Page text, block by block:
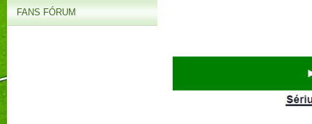
►
FANS FÓRUM